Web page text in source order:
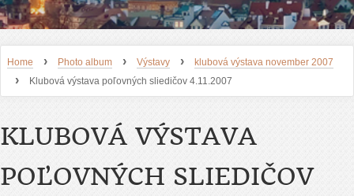
Home › Photo album › Výstavy › klubová výstava november 2007
› Klubová výstava poľovných sliedičov 4.11.2007
KLUBOVÁ VÝSTAVA
POĽOVNÝCH SLIEDIČOV